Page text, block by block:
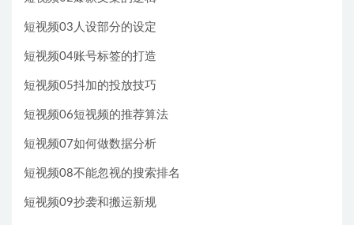
短视频03人设部分的设定
短视频04账号标签的打造
短视频05抖加的投放技巧
短视频06短视频的推荐算法
短视频07如何做数据分析
短视频08不能忽视的搜索排名
短视频09抄袭和搬运新规